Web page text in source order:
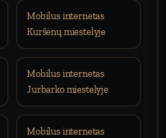
Mobilus internetas
Kuršėnų miestelyje
Mobilus internetas
Jurbarko miestelyje
Mobilus internetas